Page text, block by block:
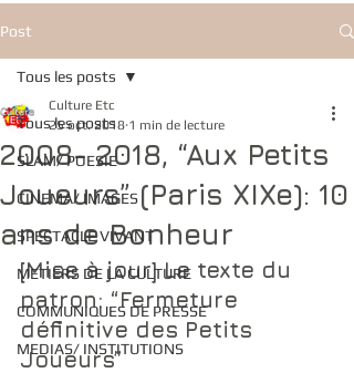
Post
Tous les posts
SLAM/ POESIE
CINEMA/ IMAGES
SPECTACLE VIVANT
METIERS DE LA CULTURE
COMMUNIQUES DE PRESSE
MEDIAS/ INSTITUTIONS
Tous les posts
2008- 2018, “Aux Petits
Joueurs” (Paris XIXe): 10
ans de Bonheur
Culture Etc
25 oct. 2018 1 min de lecture
[Mise à jour] Le texte du
patron: “Fermeture
définitive des Petits
Joueurs”